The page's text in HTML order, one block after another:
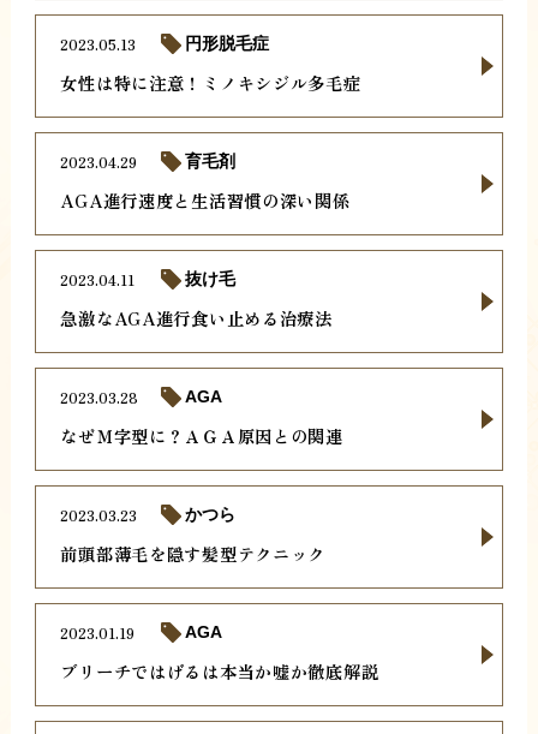
女性は特に注意！ミノキシジル多毛症
2023.05.13 円形脱毛症
AGA進行速度と生活習慣の深い関係
2023.04.29 育毛剤
急激なAGA進行食い止める治療法
2023.04.11 抜け毛
なぜＭ字型に？ＡＧＡ原因との関連
2023.03.28 AGA
前頭部薄毛を隠す髪型テクニック
2023.03.23 かつら
ブリーチではげるは本当か嘘か徹底解説
2023.01.19 AGA